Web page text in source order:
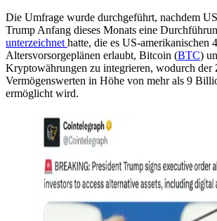
Die Umfrage wurde durchgeführt, nachdem
Trump Anfang dieses Monats eine
unterzeichnet hatte, die es US-amerikanischen
Altersvorsorgeplänen erlaubt, Bitcoin (BTC)
Kryptowährungen zu integrieren, wodurch der
Vermögenswerten in Höhe von mehr als 9
ermöglicht wird.